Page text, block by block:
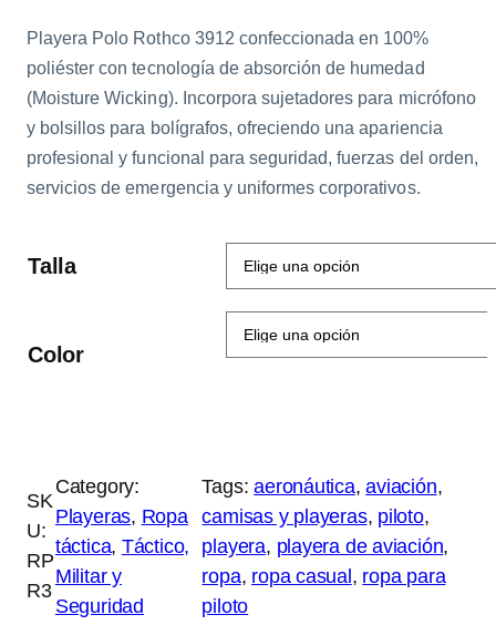
Playera Polo Rothco 3912 confeccionada en 100%
poliéster con tecnología de absorción de humedad
(Moisture Wicking). Incorpora sujetadores para micrófono
y bolsillos para bolígrafos, ofreciendo una apariencia
profesional y funcional para seguridad, fuerzas del orden,
servicios de emergencia y uniformes corporativos.
Talla
Color
SK
U:
RP
R3
Category:
Playeras, Ropa
táctica, Táctico,
Militar y
Seguridad
Tags:aeronáutica, aviación
camisas y playeras, piloto
playera, playera de aviación
ropa, ropa casual, ropa para
piloto